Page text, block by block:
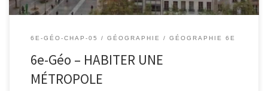
6E-GÉO-CHAP-05 GÉOGRAPHIE GÉOGRAPHIE 6E
6e-Géo – HABITER UNE
MÉTROPOLE